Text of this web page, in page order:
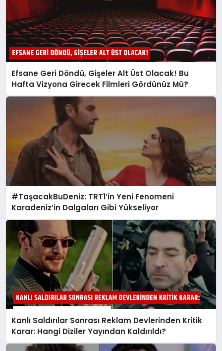
Efsane Geri Döndü, Gişeler Alt Üst Olacak! Bu
Hafta Vizyona Girecek Filmleri Gördünüz Mü?
#TaşacakBuDeniz: TRT1’in Yeni Fenomeni
Karadeniz’in Dalgaları Gibi Yükseliyor
Kanlı Saldırılar Sonrası Reklam Devlerinden Kritik
Karar: Hangi Diziler Yayından Kaldırıldı?